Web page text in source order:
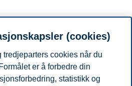
(cookies)
cookies når du
er å forbedre din
statistikk og